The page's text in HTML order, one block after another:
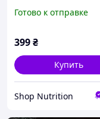
Готово к отправке
399₴
Купить
Shop Nutrition